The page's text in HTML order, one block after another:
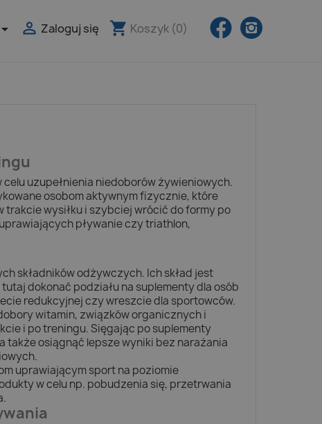
Facebook
shopping_cart Koszyk (0)
 Zaloguj się

uzupełnienia niedoborów żywieniowych.
osobom aktywnym fizycznie, które
wysiłku i szybciej wrócić do formy po
pływanie czy triathlon,
składników odżywczych. Ich skład jest
dokonać podziału na suplementy dla osób
redukcyjnej czy wreszcie dla sportowców.
witamin, związków organicznych i
i po treningu. Sięgając po suplementy
osiągnąć lepsze wyniki bez narażania
uprawiającym sport na poziomie
w celu np. pobudzenia się, przetrwania